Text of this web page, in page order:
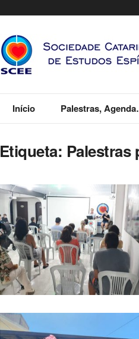
Início Palestras,
Etiqueta: Palestras